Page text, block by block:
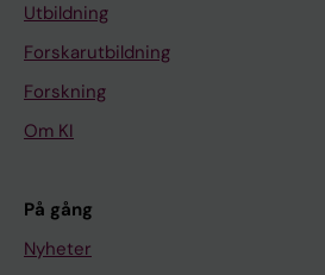
Utbildning
Forskarutbildning
Forskning
Om KI
På gång
Nyheter